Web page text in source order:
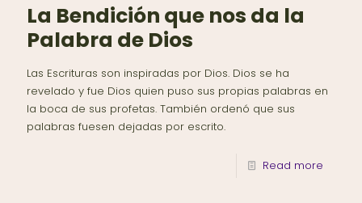
La Bendición que nos da la
Palabra de Dios
Las Escrituras son inspiradas por Dios. Dios se ha
revelado y fue Dios quien puso sus propias palabras en
la boca de sus profetas. También ordenó que sus
palabras fuesen dejadas por escrito.
Read more